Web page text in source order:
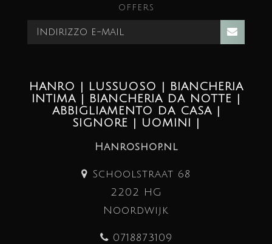
offers
HANRO | LUSSUOSO | BIANCHERIA
INTIMA | BIANCHERIA DA NOTTE |
ABBIGLIAMENTO DA CASA |
SIGNORE | UOMINI |
Hanroshop.nl
Schoolstraat 68
2202 HG
Noordwijk
0718873109